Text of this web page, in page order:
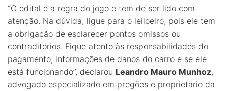
“O edital é a regra do jogo e tem de ser lido com
atenção. Na dúvida, ligue para o leiloeiro, pois ele tem
a obrigação de esclarecer pontos omissos ou
contraditórios. Fique atento às responsabilidades do
pagamento, informações de danos do carro e se ele
está funcionando”, declarou Leandro Mauro Munhoz,
advogado especializado em pregões e proprietário da